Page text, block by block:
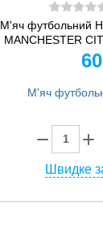
М'яч футбольний
MANCHESTER
Швидке